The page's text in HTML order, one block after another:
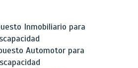
Inmobiliario para
Automotor para